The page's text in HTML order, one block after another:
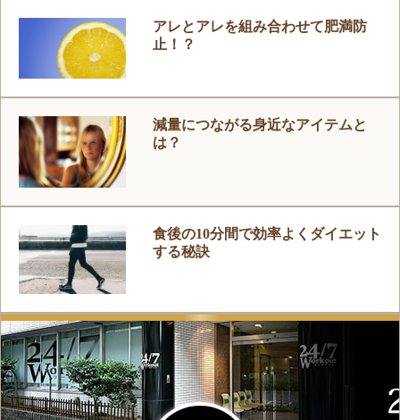
アレとアレを組み合わせて肥満防
止！？
減量につながる身近なアイテムと
は？
食後の10分間で効率よくダイエット
する秘訣